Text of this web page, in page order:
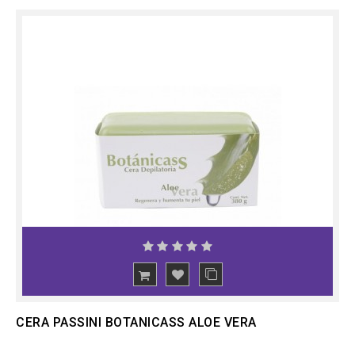
CERA PASSINI BOTANICASS ALOE VERA